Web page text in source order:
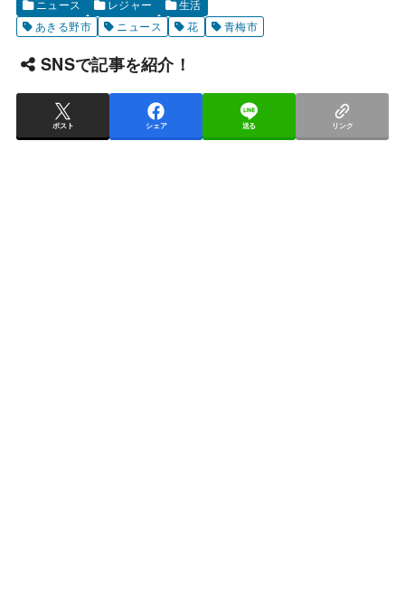
ニュース レジャー
生活
あきる野市
ニュース 花 青梅市
SNSで記事を紹介！
ポスト シェア 送る リンク